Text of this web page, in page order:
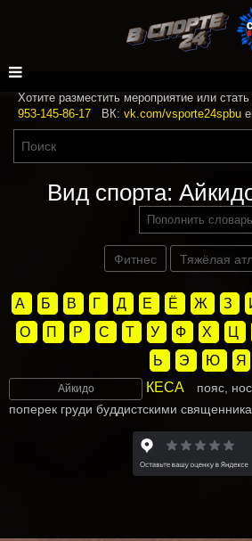
Хотите разместить мероприятие или
953-145-86-17 ВК: vk.com/vsporte24spbu
Вид спорта:
Пополнить словарь
Фитнес Тяжёлая
А Б В Г Д Е Ё Ж З
О
П Р С Т У Ф Х Ц
Ь
Э Ю Я
Айкидо КЕСА
пояс,
поперек груди буддистскими